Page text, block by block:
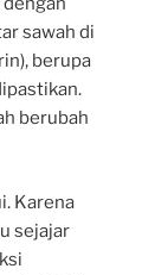
sawah di
berupa
berubah
Karena
sejajar